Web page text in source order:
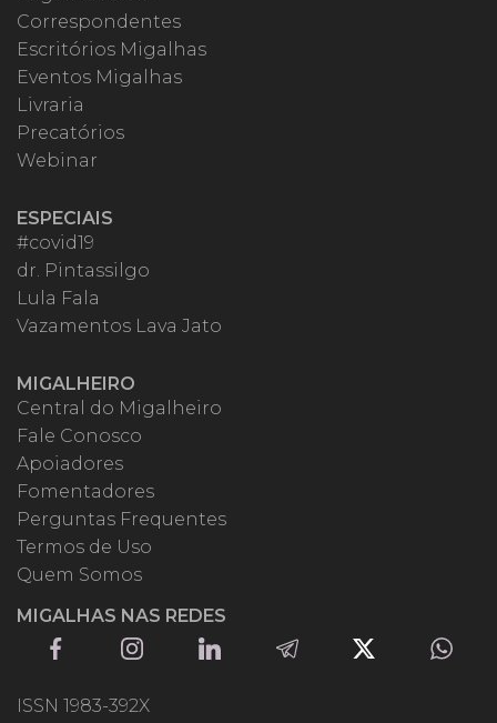
Correspondentes
Escritórios Migalhas
Eventos Migalhas
Livraria
Precatórios
Webinar
ESPECIAIS
#covid19
dr. Pintassilgo
Lula Fala
Vazamentos Lava Jato
MIGALHEIRO
Central do Migalheiro
Fale Conosco
Apoiadores
Fomentadores
Perguntas Frequentes
Termos de Uso
Quem Somos
MIGALHAS NAS REDES
ISSN 1983-392X